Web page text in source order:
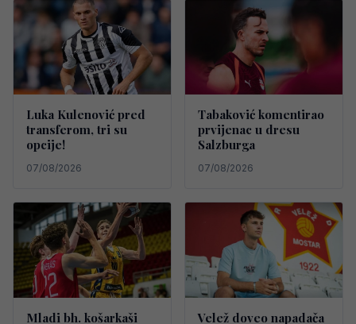
Luka Kulenović pred
transferom, tri su
opcije!
07/08/2026
Tabaković komentirao
prvijenac u dresu
Salzburga
07/08/2026
Mladi bh. košarkaši Velež doveo napadača